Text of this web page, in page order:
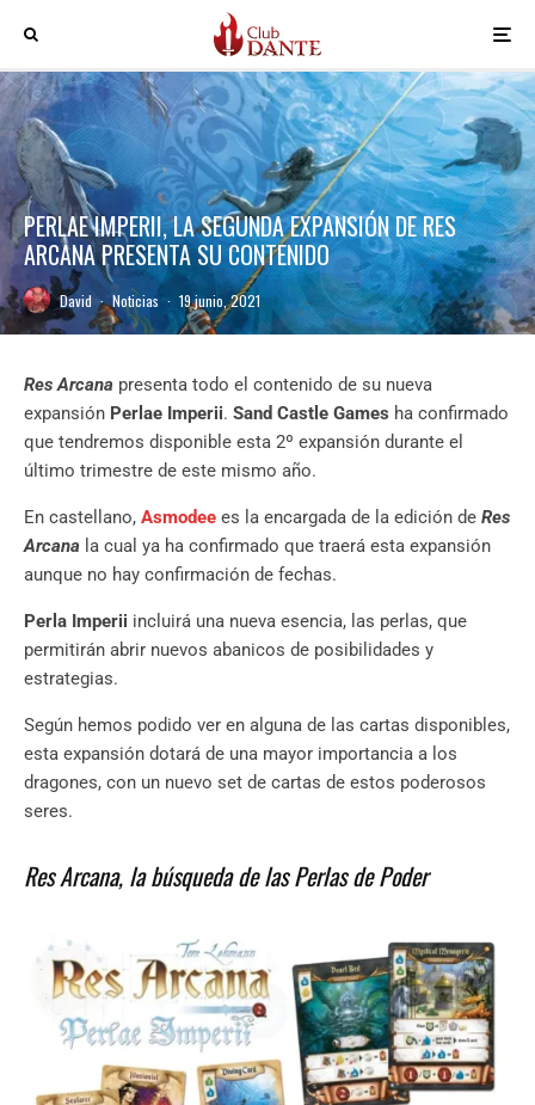
PERLAE IMPERII, LA SEGUNDA EXPANSIÓN DE RES
ARCANA PRESENTA SU CONTENIDO
David · Noticias · 19 junio, 2021
Res Arcana presenta todo el contenido de su nueva
expansión Perlae Imperii. Sand Castle Games ha confirmado
que tendremos disponible esta 2º expansión durante el
último trimestre de este mismo año.
En castellano, Asmodee es la encargada de la edición de Res
Arcana la cual ya ha confirmado que traerá esta expansión
aunque no hay confirmación de fechas.
Perla Imperii incluirá una nueva esencia, las perlas, que
permitirán abrir nuevos abanicos de posibilidades y
estrategias.
Según hemos podido ver en alguna de las cartas disponibles,
esta expansión dotará de una mayor importancia a los
dragones, con un nuevo set de cartas de estos poderosos
seres.
Res Arcana, la búsqueda de las Perlas de Poder